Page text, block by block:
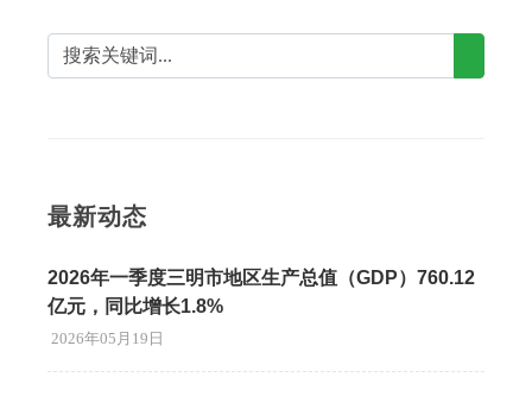
最新动态
2026年一季度三明市地区生产总值（GDP）760.12
亿元，同比增长1.8%
2026年05月19日